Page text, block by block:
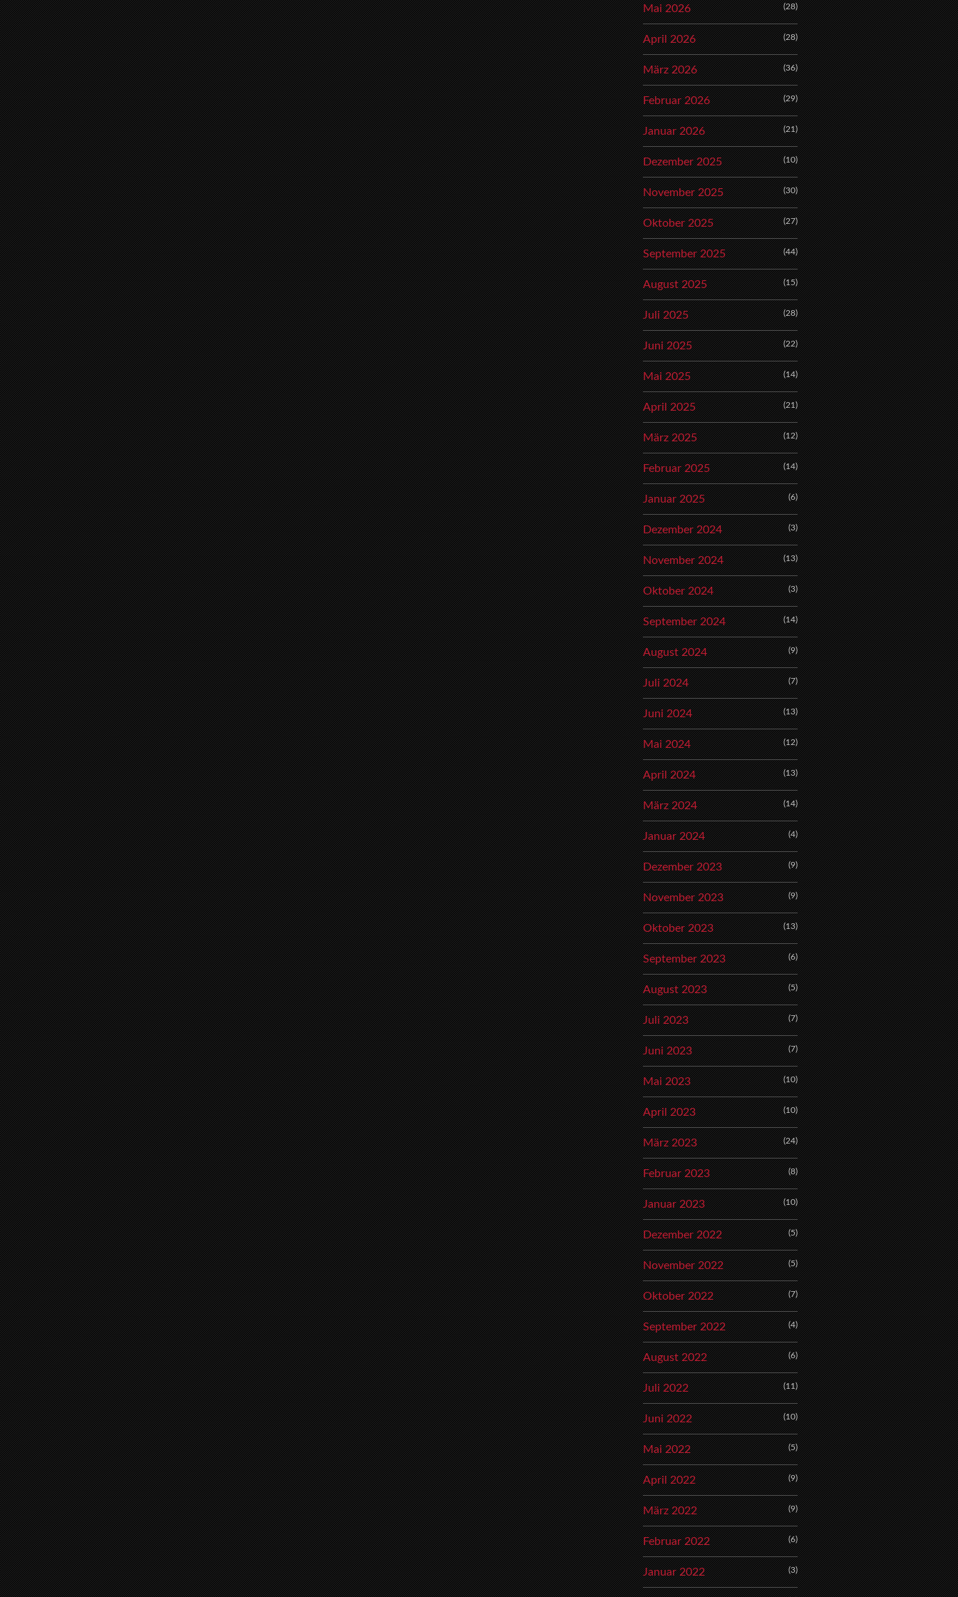
Mai 2026 (28)
April 2026 (28)
März 2026 (36)
Februar 2026 (29)
Januar 2026 (21)
Dezember 2025 (10)
November 2025 (30)
Oktober 2025 (27)
September 2025 (44)
August 2025 (15)
Juli 2025 (28)
Juni 2025 (22)
Mai 2025 (14)
April 2025 (21)
März 2025 (12)
Februar 2025 (14)
Januar 2025 (6)
Dezember 2024 (3)
November 2024 (13)
Oktober 2024 (3)
September 2024 (14)
August 2024 (9)
Juli 2024 (7)
Juni 2024 (13)
Mai 2024 (12)
April 2024 (13)
März 2024 (14)
Januar 2024 (4)
Dezember 2023 (9)
November 2023 (9)
Oktober 2023 (13)
September 2023 (6)
August 2023 (5)
Juli 2023 (7)
Juni 2023 (7)
Mai 2023 (10)
April 2023 (10)
März 2023 (24)
Februar 2023 (8)
Januar 2023 (10)
Dezember 2022 (5)
November 2022 (5)
Oktober 2022 (7)
September 2022 (4)
August 2022 (6)
Juli 2022 (11)
Juni 2022 (10)
Mai 2022 (5)
April 2022 (9)
März 2022 (9)
Februar 2022 (6)
Januar 2022 (3)